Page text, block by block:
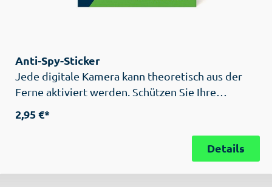
Anti-Spy-Sticker
Jede digitale Kamera kann theoretisch aus der
Ferne aktiviert werden. Schützen Sie Ihre
Smartphone und Laptop.
2,95 €*
Details